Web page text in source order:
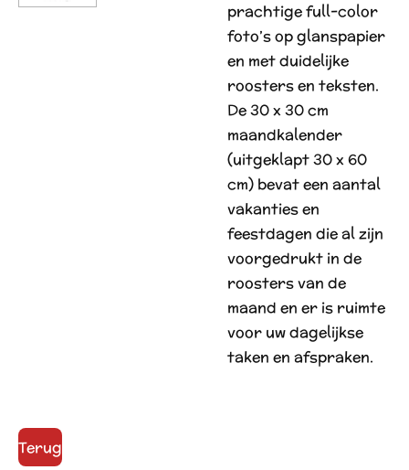
prachtige full-color
foto’s op glanspapier
en met duidelijke
roosters en teksten.
De 30 x 30 cm
maandkalender
(uitgeklapt 30 x 60
cm) bevat een aantal
vakanties en
feestdagen die al zijn
voorgedrukt in de
roosters van de
maand en er is ruimte
voor uw dagelijkse
taken en afspraken.
Terug